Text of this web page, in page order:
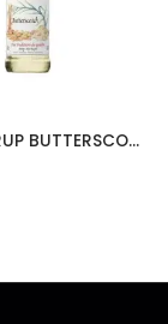
MONIN SYRUP BUTTERSCOTCH, 700ml